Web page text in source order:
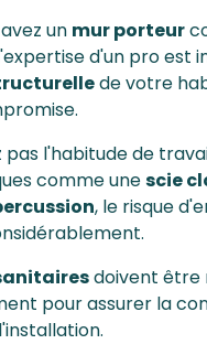
un mur porteur
d'un pro est
de votre
pas l'habitude de
comme unescie
, le risque
doivent être
pour assurer la